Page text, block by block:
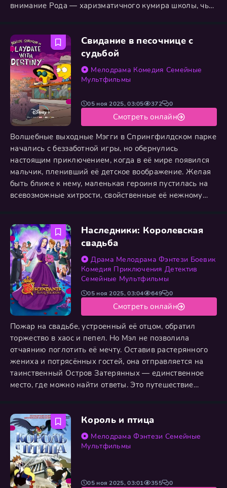
внимание Рода — харизматичного кумира школы, чья
неловкая случайность, унизившая девушку, становится
точкой невозврата, запуская безжалостную кампанию
мести со стороны Рода. Эта
Свидание в песочнице с
судьбой
Мелодрама Комедия Семейные
Мультфильмы
Волшебные выходные Мэгги в Спрингфилдском парке
начались с беззаботной игры, но обернулись
настоящим приключением, когда в её мире появился
мальчик, пленивший её детское воображение. Желая
быть ближе к нему, маленькая героиня пустилась на
всевозможные хитрости, свойственные её нежному
учиться идти на компромиссы, проявлять смелость и
открывать в себе невиданную ранее решительность.
Эти дни в парке
05 ноя 2025, 03:05 372 0
Смотреть онлайн
Наследники: Королевская
свадьба
Драма Мелодрама Фэнтези Боевик
Комедия Приключения Детектив
Семейные Мультфильмы
Пожар на свадьбе, устроенный её отцом, обратил
торжество в хаос и пепел. Но Мэл не позволила
отчаянию поглотить её мечту. Оставив растерянного
жениха и потрясённых гостей, она отправляется на
таинственный Остров Затерянных — единственное
место, где можно найти ответы. Это путешествие
разгадать давние семейные тайны и понять причину
ярости родителя. Теперь от её решимости зависит всё:
сможет ли
05 ноя 2025, 03:04 649 0
Смотреть онлайн
Король и птица
Мелодрама Фэнтези Семейные
Мультфильмы
05 ноя 2025, 03:01 355 0